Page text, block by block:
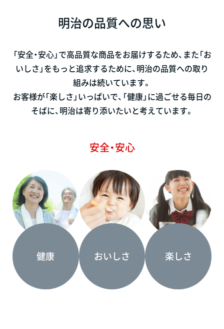
明治の品質への思い
「安全・安心」で高品質な商品をお届けするため、また「お
いしさ」をもっと追求するために、明治の品質への取り
組みは続いています。
お客様が「楽しさ」いっぱいで、「健康」に過ごせる毎日の
そばに、明治は寄り添いたいと考えています。
安全・安心
健康 おいしさ 楽しさ